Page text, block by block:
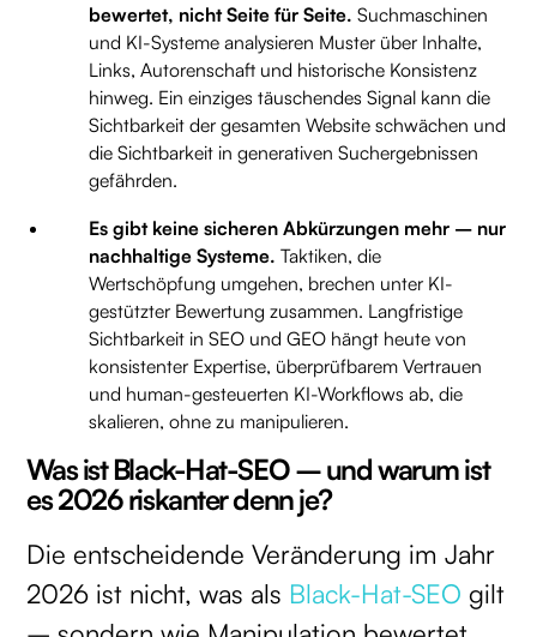
bewertet, nicht Seite für Seite. Suchmaschinen
und KI-Systeme analysieren Muster über Inhalte,
Links, Autorenschaft und historische Konsistenz
hinweg. Ein einziges täuschendes Signal kann die
Sichtbarkeit der gesamten Website schwächen und
die Sichtbarkeit in generativen Suchergebnissen
gefährden.
Es gibt keine sicheren Abkürzungen mehr – nur
nachhaltige Systeme. Taktiken, die
Wertschöpfung umgehen, brechen unter KI-
gestützter Bewertung zusammen. Langfristige
Sichtbarkeit in SEO und GEO hängt heute von
konsistenter Expertise, überprüfbarem Vertrauen
und human-gesteuerten KI-Workflows ab, die
skalieren, ohne zu manipulieren.
Was ist Black-Hat-SEO – und warum ist
es 2026 riskanter denn je?
Die entscheidende Veränderung im Jahr
2026 ist nicht, was als Black-Hat-SEO gilt